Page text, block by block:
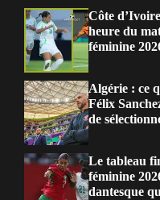
Côte
heure du
féminine
Algérie : ce
Félix
de
Le tableau
féminine
dantesque